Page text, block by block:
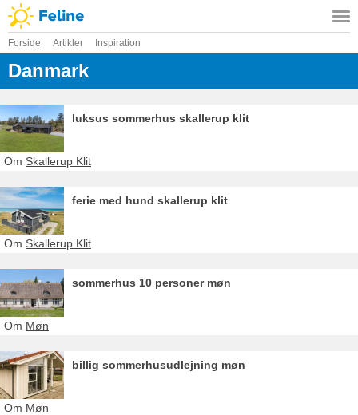
Forside Artikler Inspiration
Danmark
luksus sommerhus skallerup klit
Om Skallerup Klit
ferie med hund skallerup klit
Om Skallerup Klit
sommerhus 10 personer møn
Om Møn
billig sommerhusudlejning møn
Om Møn